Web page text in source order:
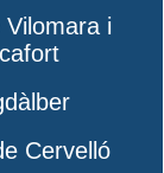
Vilomara i
Cervelló